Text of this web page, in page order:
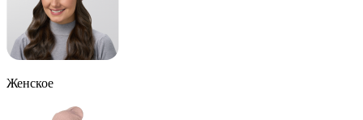
Женское